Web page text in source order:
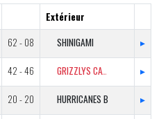
Extérieur
62 - 08 SHINIGAMI ▸
42 - 46 GRIZZLYS CATALANS B ▸
20 - 20 HURRICANES B ▸